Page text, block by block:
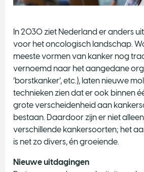
In 2030 ziet Nederland er anders
voor het oncologisch landschap.
meeste vormen van kanker nog
vernoemd naar het aangedane
‘borstkanker’, etc.), laten nieuwe
technieken zien dat er ook binnen
grote verscheidenheid aan
bestaan. Daardoor zijn er niet
verschillende kankersoorten; het
is net zo divers, én groeiende.
Nieuwe uitdagingen